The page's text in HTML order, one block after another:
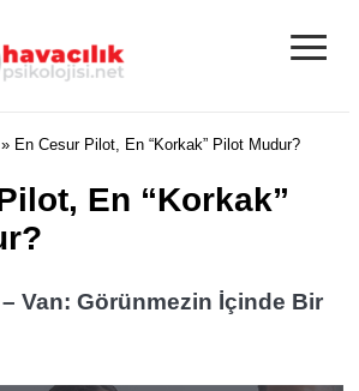
≡
» En Cesur Pilot, En “Korkak” Pilot Mudur?
En “Korkak”
Van: Görünmezin İçinde Bir